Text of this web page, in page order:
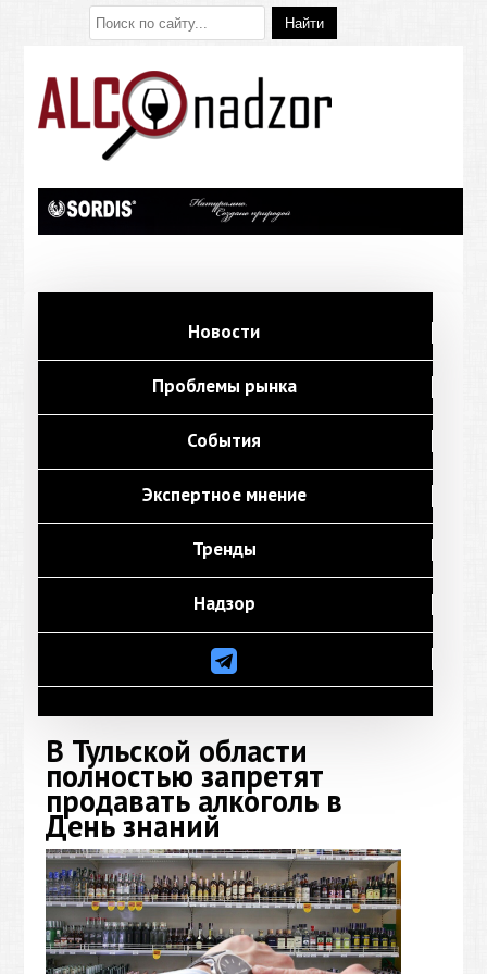
Новости
Проблемы рынка
События
Экспертное мнение
Тренды
Надзор
В Тульской области
полностью запретят
продавать алкоголь в
День знаний